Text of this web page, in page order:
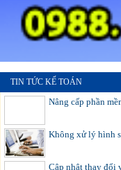
TIN TỨC KẾ TOÁN
Nâng cấp phần
Không xử lý hình
Cập nhật thay đổi